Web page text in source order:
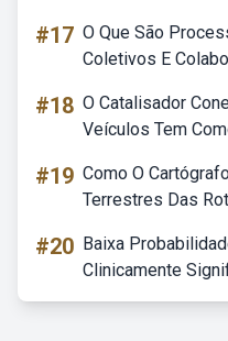
#17 O Que São
Coletivos E
#18 O Catalisador
Veículos Tem
#19 Como O
Terrestres Das
#20 Baixa
Clinicamente